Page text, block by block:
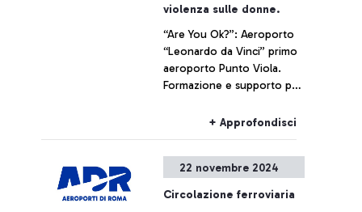
violenza sulle donne.
“Are You Ok?”: Aeroporto
“Leonardo da Vinci” primo
aeroporto Punto Viola.
Formazione e supporto per
violenza di genere.
+ Approfondisci
22 novembre 2024
Circolazione ferroviaria